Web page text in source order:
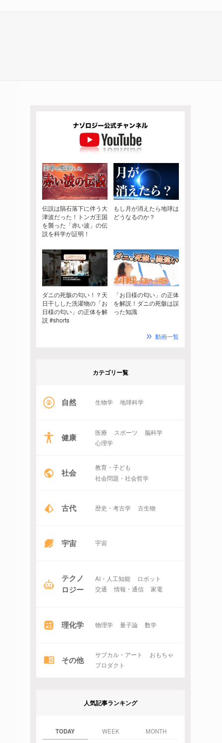
伝説は隕石落下に伴う大
津波だった！トンガ王国
を襲った「赤い波」の伝
説を科学が証明！
もし月が消えたら地球は
どうなるのか？
ダニの死骸の匂い！？天
日干しした洗濯物の「お
日様の匂い」の正体を解
説 #shorts
「お日様の匂い」の正体
を解説！ダニの死骸は誤
った知識
動画一覧
カテゴリー覧
自然 生物学 地球科学
健康 医療 スポーツ
脳科学
心理学
社会
教育・子ども
社会問題・社会哲学
古代 歴史・考古学 古生物
宇宙 宇宙
テクノ
ロジー
AI・人工知能
ロボット
交通
情報・通信 家電
理化学 物理学 量子論 数学
その他 サブカル・アート
おもちゃ
プロダクト
人気記事ランキング
TODAY WEEK MONTH